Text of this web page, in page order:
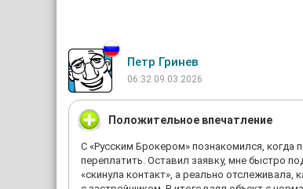
Петр Гринев
06:32 09.03.2026
Положительное впечатление
С «Русским Брокером» познакомился, когда
переплатить. Оставил заявку, мне быстро
«скинула контакт», а реально